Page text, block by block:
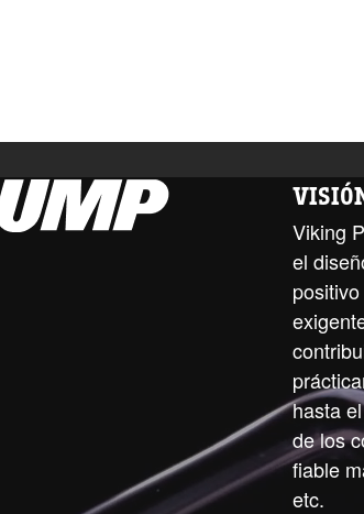
Viking
el
hasta
de los
fiable
etc.